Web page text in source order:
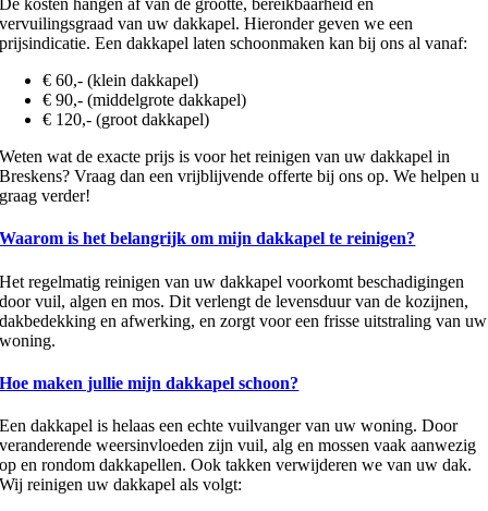
De kosten hangen af van de grootte, bereikbaarheid en
vervuilingsgraad van uw dakkapel. Hieronder geven we een
prijsindicatie. Een dakkapel laten schoonmaken kan bij ons al vanaf:
€ 60,- (klein dakkapel)
€ 90,- (middelgrote dakkapel)
€ 120,- (groot dakkapel)
Weten wat de exacte prijs is voor het reinigen van uw dakkapel in
Breskens? Vraag dan een vrijblijvende offerte bij ons op. We helpen u
graag verder!
Waarom is het belangrijk om mijn dakkapel te reinigen?
Het regelmatig reinigen van uw dakkapel voorkomt beschadigingen
door vuil, algen en mos. Dit verlengt de levensduur van de kozijnen,
dakbedekking en afwerking, en zorgt voor een frisse uitstraling van uw
woning.
Hoe maken jullie mijn dakkapel schoon?
Een dakkapel is helaas een echte vuilvanger van uw woning. Door
veranderende weersinvloeden zijn vuil, alg en mossen vaak aanwezig
op en rondom dakkapellen. Ook takken verwijderen we van uw dak.
Wij reinigen uw dakkapel als volgt: